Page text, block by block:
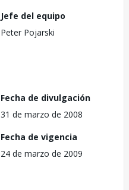
Jefe del equipo
Peter Pojarski
Fecha de divulgación
31 de marzo de 2008
Fecha de vigencia
24 de marzo de 2009